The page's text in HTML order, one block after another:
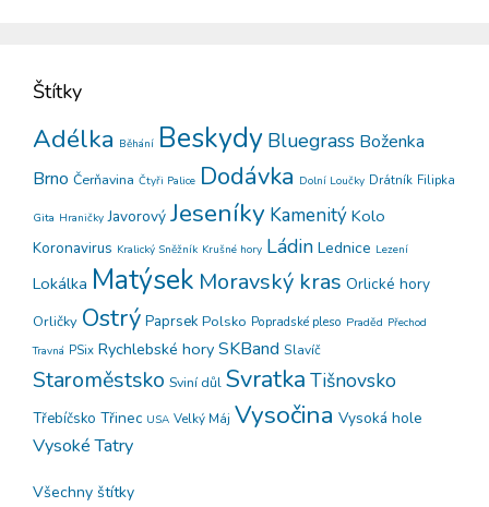
Štítky
Adélka Běhání Beskydy Bluegrass Boženka
Brno Čerňavina Čtyři Palice Dodávka Dolní Loučky Drátník Filipka
Gita Hraničky Javorový Jeseníky Kamenitý Kolo
Koronavirus Kralický Sněžník Krušné hory Ládin Lednice Lezení
Lokálka Matýsek Moravský kras Orlické hory
Orličky Ostrý Paprsek Polsko Popradské pleso Praděd Přechod
Travná PSix Rychlebské hory SKBand Slavíč
Staroměstsko Sviní důl Svratka Tišnovsko
Třebíčsko Třinec USA Velký Máj Vysočina Vysoká hole
Vysoké Tatry
Všechny štítky